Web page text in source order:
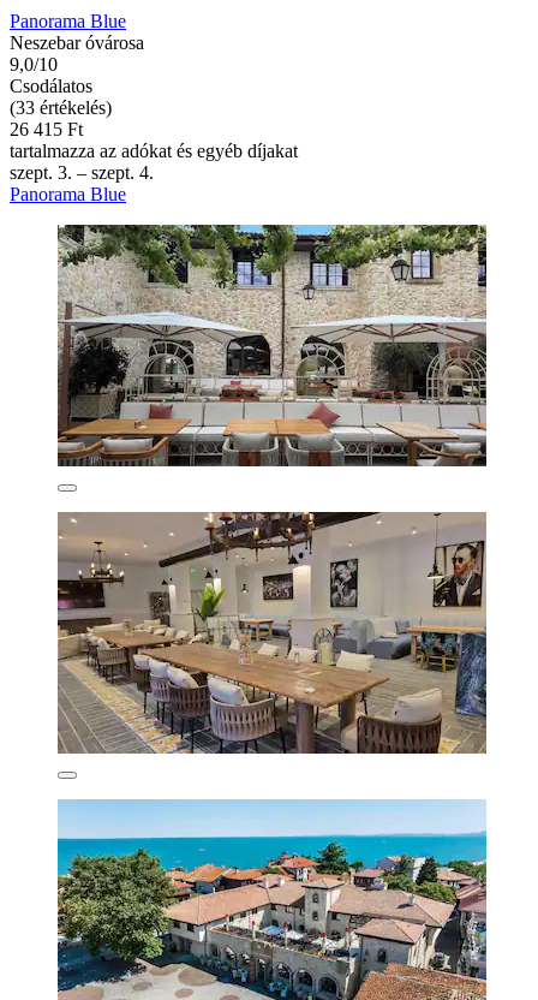
Panorama Blue
Neszebar óvárosa
9,0/10
Csodálatos
(33 értékelés)
26 415 Ft
tartalmazza az adókat és egyéb díjakat
szept. 3. – szept. 4.
Panorama Blue